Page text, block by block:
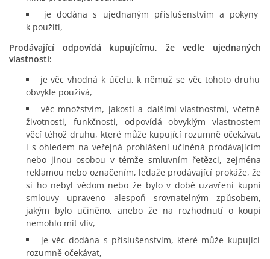
je dodána s ujednaným příslušenstvím a pokyny
k použití,
Prodávající odpovídá kupujícímu, že vedle ujednaných
vlastností:
je věc vhodná k účelu, k němuž se věc tohoto druhu
obvykle používá,
věc množstvím, jakostí a dalšími vlastnostmi, včetně
životnosti, funkčnosti, odpovídá obvyklým vlastnostem
věcí téhož druhu, které může kupující rozumně očekávat,
i s ohledem na veřejná prohlášení učiněná prodávajícím
nebo jinou osobou v témže smluvním řetězci, zejména
reklamou nebo označením, ledaže prodávající prokáže, že
si ho nebyl vědom nebo že bylo v době uzavření kupní
smlouvy upraveno alespoň srovnatelným způsobem,
jakým bylo učiněno, anebo že na rozhodnutí o koupi
nemohlo mít vliv,
je věc dodána s příslušenstvím, které může kupující
rozumně očekávat,